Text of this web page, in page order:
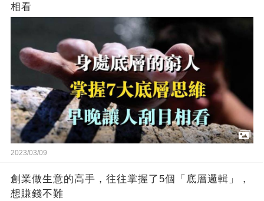
相看
2023/03/09
創業做生意的高手，往往掌握了5個「底層邏輯」，
想賺錢不難